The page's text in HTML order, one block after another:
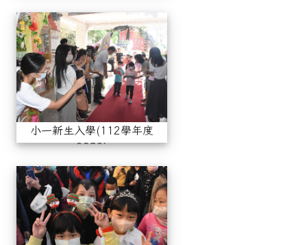
小一新生入學(112學年度
小一新生入學(112學年度
0830)
111學年度親職教育日-12月